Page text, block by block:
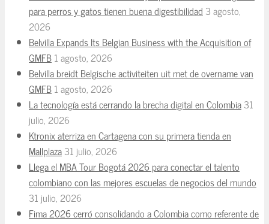
para perros y gatos tienen buena digestibilidad 3 agosto,
2026
Belvilla Expands Its Belgian Business with the Acquisition of
GMFB1 agosto, 2026
Belvilla breidt Belgische activiteiten uit met de overname van
GMFB1 agosto, 2026
La tecnología está cerrando la brecha digital en Colombia31
julio, 2026
Ktronix aterriza en Cartagena con su primera tienda en
Mallplaza31 julio, 2026
Llega el MBA Tour Bogotá 2026 para conectar el talento
colombiano con las mejores escuelas de negocios del mundo
31 julio, 2026
Fima 2026 cerró consolidando a Colombia como referente de